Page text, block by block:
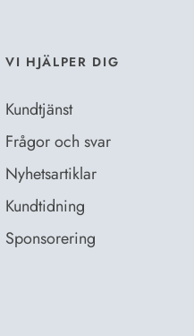
VI HJÄLPER DIG
Kundtjänst
Frågor och svar
Nyhetsartiklar
Kundtidning
Sponsorering